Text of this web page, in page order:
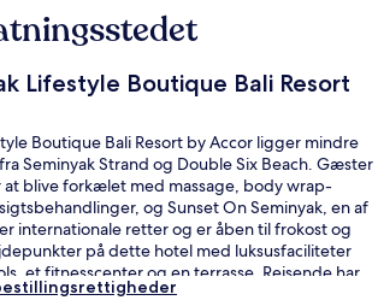
Lifestyle Boutique Bali Resort
Boutique Bali Resort by Accor ligger mindre
Seminyak Strand og Double Six Beach. Gæster
at blive forkælet med massage, body wrap-
og Sunset On Seminyak, en af
internationale retter og er åben til frokost og
på dette hotel med luksusfaciliteter
et fitnesscenter og en terrasse. Rejsende har
hjælpsomme personale.